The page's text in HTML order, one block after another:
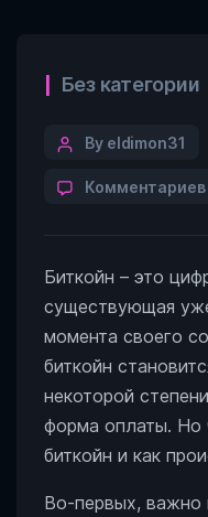
Categories
Без категории
PostBy eldimon31
Комментариев
Биткойн – это
существующая
момента своего
биткойн
некоторой
форма оплаты. Но
биткойн и как
Во-первых, важно